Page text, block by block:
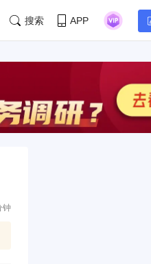
搜索 APP
钟